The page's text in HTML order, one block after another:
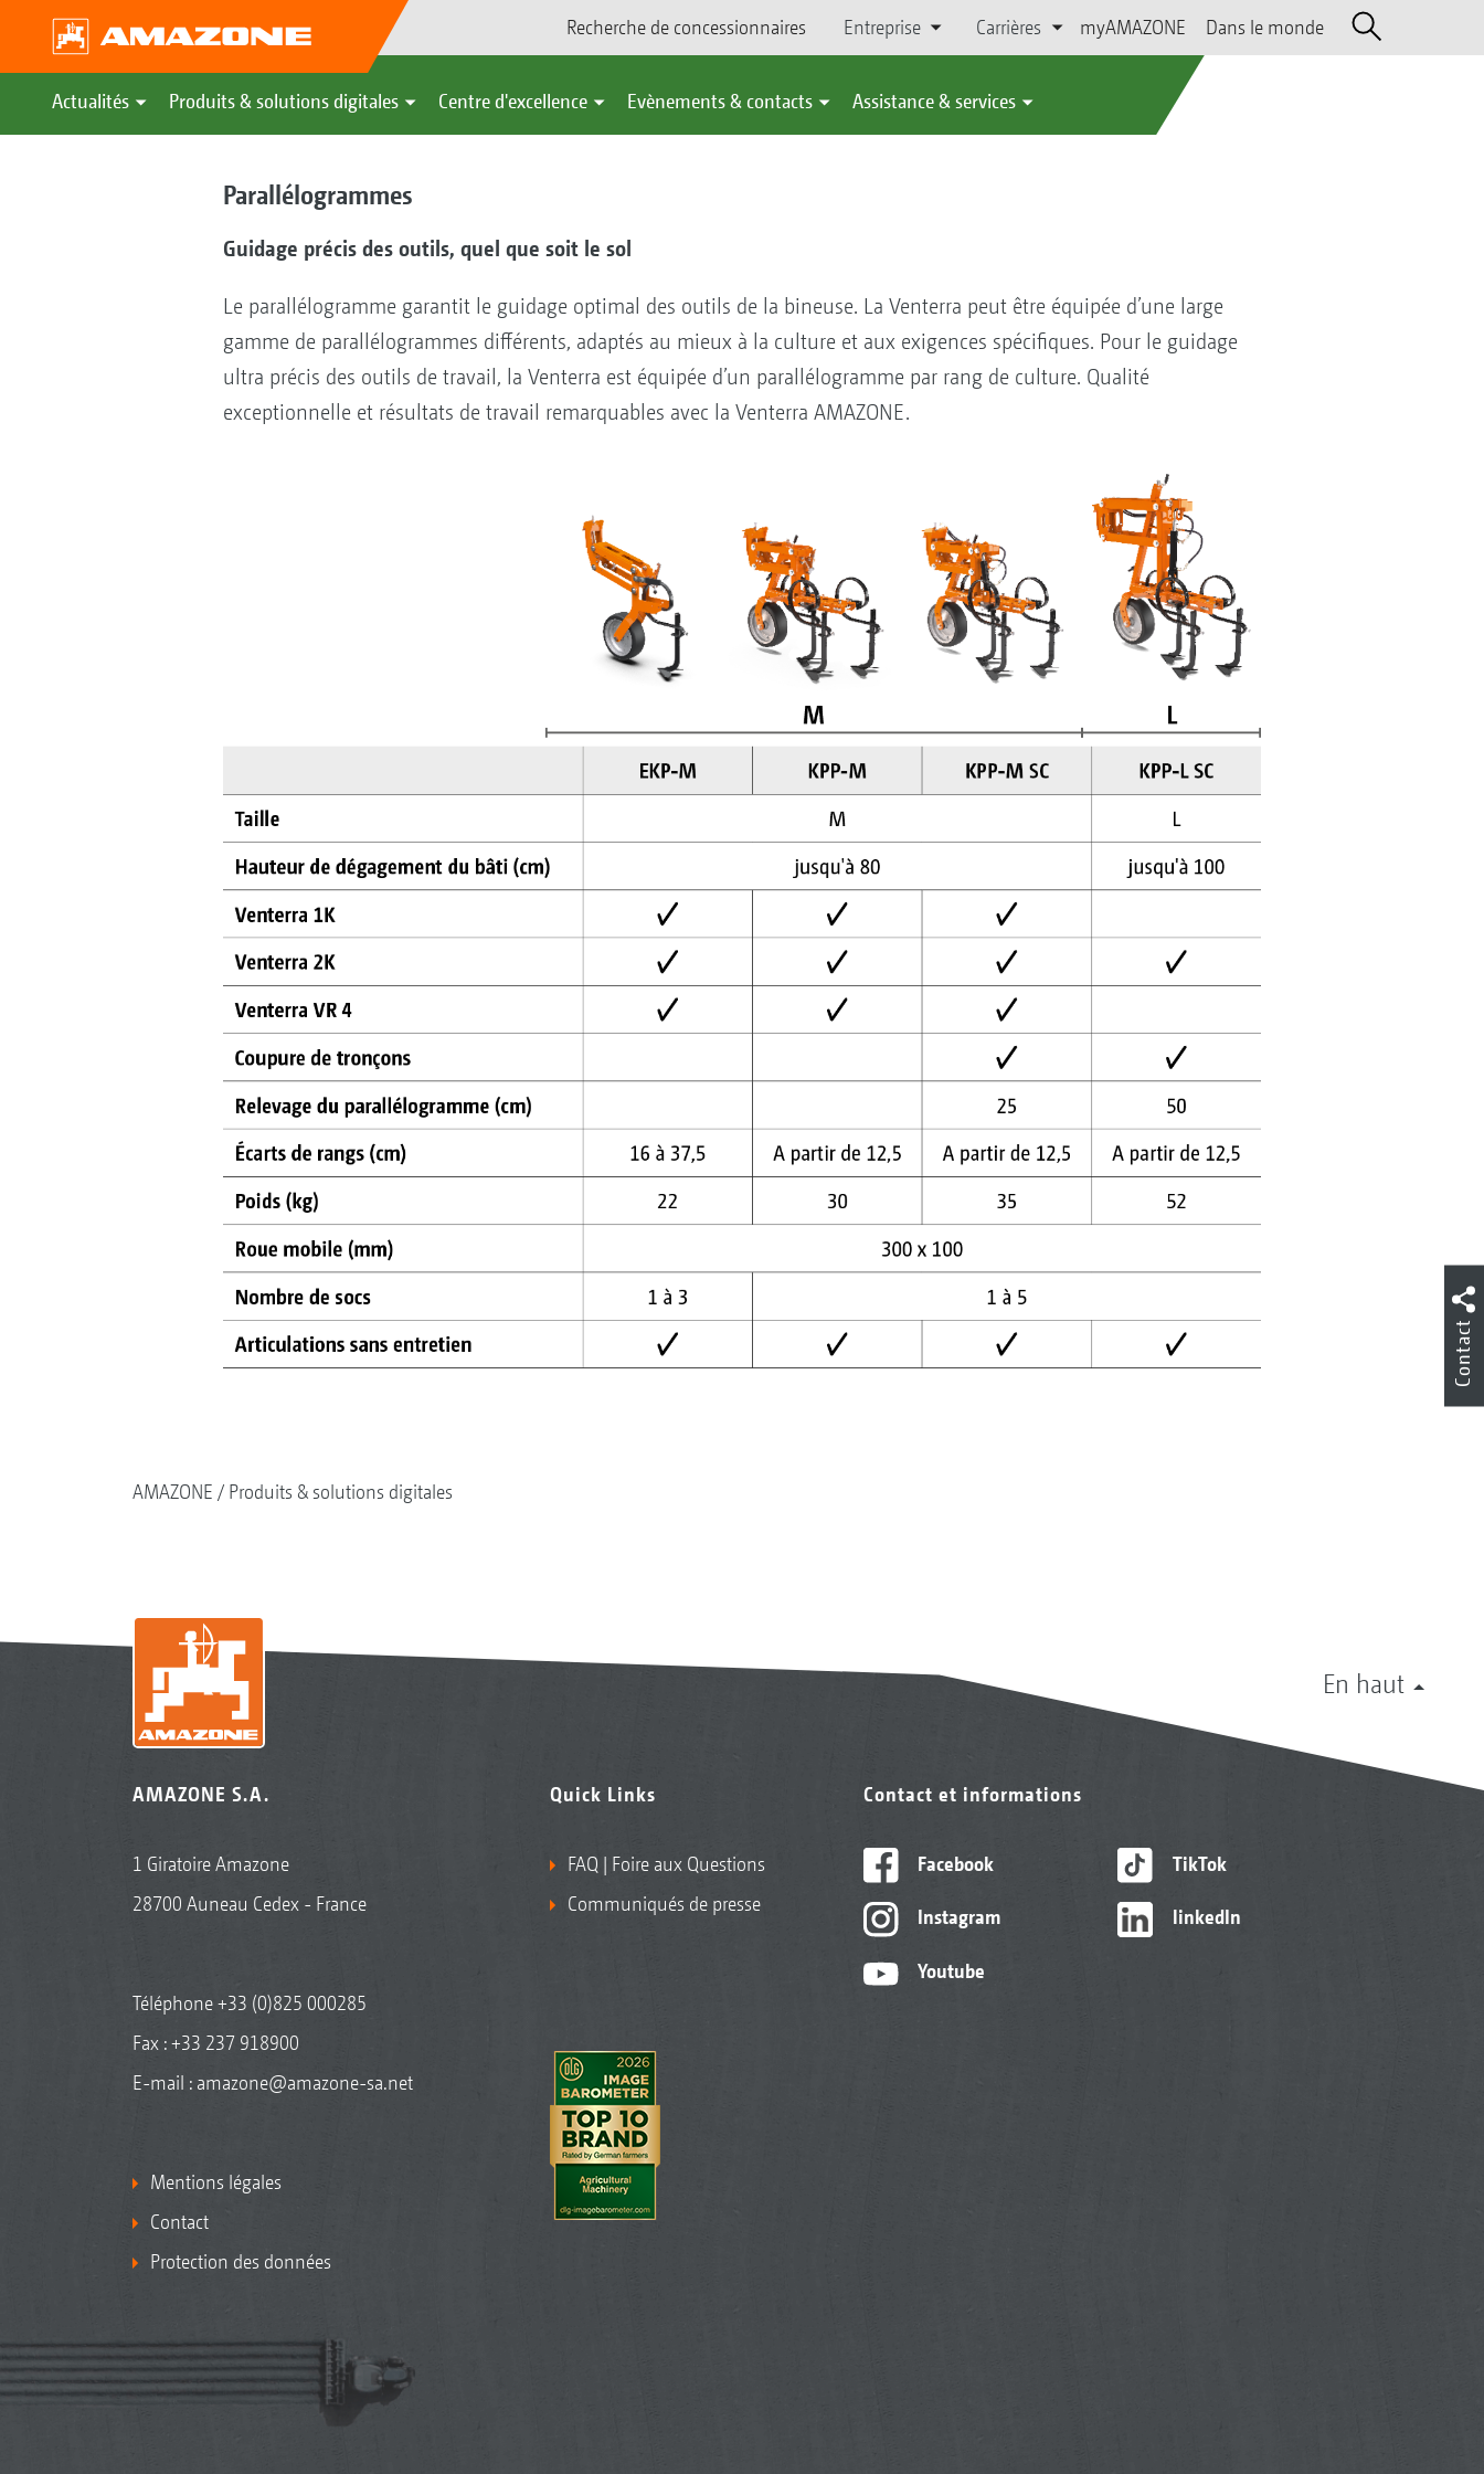
Recherche de concessionnaires Entreprise Carrières myAMAZONE Dans le monde
Actualités Produits & solutions digitales Centre d'excellence Evènements & contacts Assistance & services
Parallélogrammes
Guidage précis des outils, quel que soit le sol
Le parallélogramme garantit le guidage optimal des outils de la bineuse. La Venterra peut être équipée d’une large
gamme de parallélogrammes différents, adaptés au mieux à la culture et aux exigences spécifiques. Pour le guidage
ultra précis des outils de travail, la Venterra est équipée d’un parallélogramme par rang de culture. Qualité
exceptionnelle et résultats de travail remarquables avec la Venterra AMAZONE.
AMAZONE Produits & solutions digitales
En haut
AMAZONE S.A.
1 Giratoire Amazone
28700 Auneau Cedex - France
Téléphone+33 (0)825 000285
Fax : +33 237 918900
E-mail : amazone@amazone-sa.net
Mentions légales
Contact
Protection des données
Quick Links
FAQ | Foire aux Questions
Communiqués de presse
Contact et informations
Facebook
Instagram
Youtube
TikTok
linkedIn
Contact